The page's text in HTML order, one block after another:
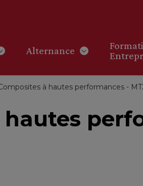
Alternance
à hautes performances -
hautes